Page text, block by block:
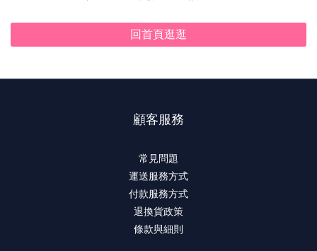
回首頁逛逛
顧客服務
常見問題
運送服務方式
付款服務方式
退換貨政策
條款與細則